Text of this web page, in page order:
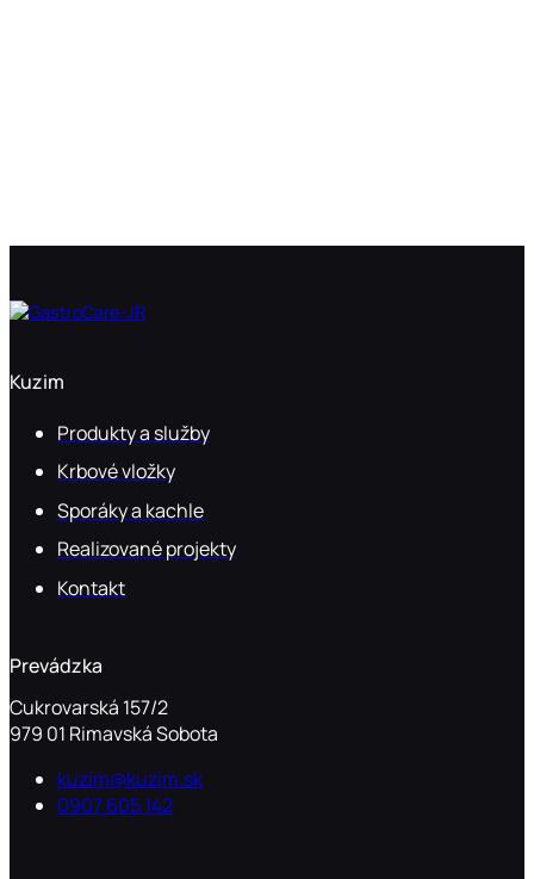
Kuzim
Produkty a služby
Krbové vložky
Sporáky a kachle
Realizované projekty
Kontakt
Prevádzka
Cukrovarská 157/2
979 01 Rimavská Sobota
kuzim@kuzim.sk
0907 605 142